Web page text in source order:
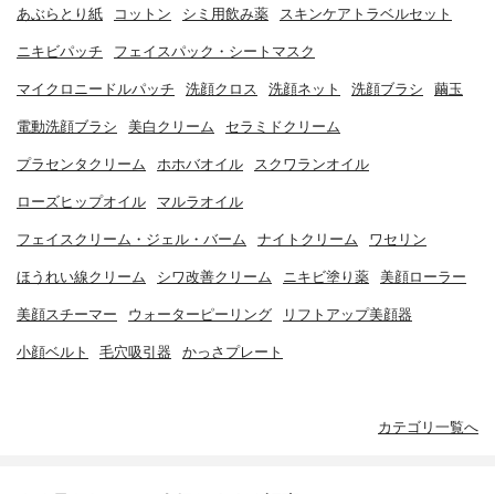
あぶらとり紙 コットン シミ用飲み薬 スキンケアトラベルセット
ニキビパッチ フェイスパック・シートマスク
マイクロニードルパッチ 洗顔クロス 洗顔ネット 洗顔ブラシ 繭玉
電動洗顔ブラシ 美白クリーム セラミドクリーム
プラセンタクリーム ホホバオイル スクワランオイル
ローズヒップオイル マルラオイル
フェイスクリーム・ジェル・バーム ナイトクリーム ワセリン
ほうれい線クリーム シワ改善クリーム ニキビ塗り薬 美顔ローラー
美顔スチーマー ウォーターピーリング リフトアップ美顔器
小顔ベルト 毛穴吸引器 かっさプレート
カテゴリ一覧へ